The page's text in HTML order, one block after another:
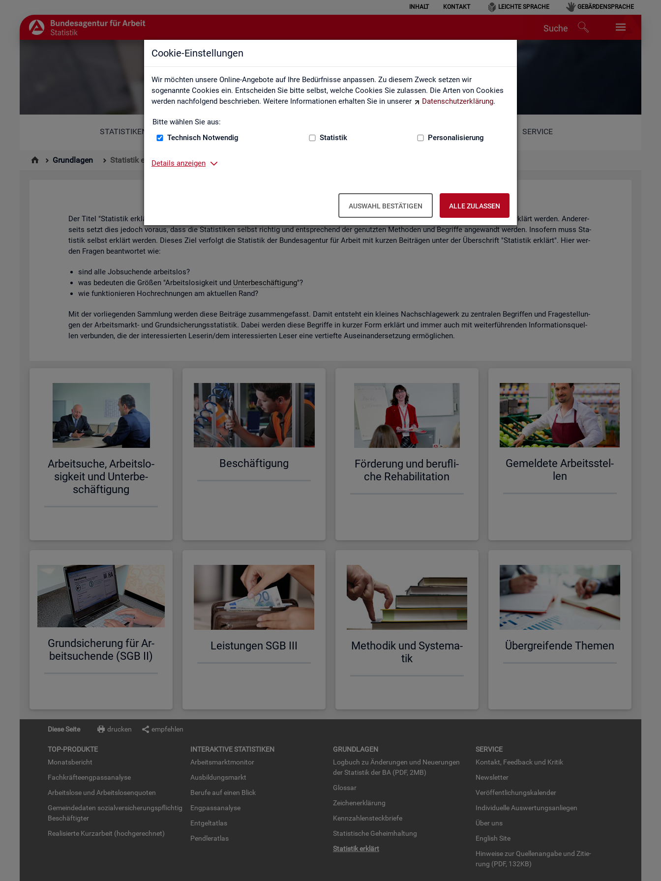
Cookie-Einstellungen
Wir möchten unsere Online-Angebote auf Ihre Bedürfnisse anpassen. Zu diesem Zweck setzen wir
sogenannte Cookies ein. Entscheiden Sie bitte selbst, welche Cookies Sie zulassen. Die Arten von Cookies
werden nachfolgend beschrieben. Weitere Informationen erhalten Sie in unserer
Datenschutzerklärung.
Bitte wählen Sie aus:
Technisch Notwendig
Statistik Personalisierung
Details anzeigen
AUSWAHL BESTÄTIGEN ALLE ZULASSEN
INHALT KONTAKT LEICHTE SPRACHE GEBÄRDENSPRACHE
Suche
Statistik erklärt
STATISTIKEN SERVICE
Grundlagen Statistik erklärt
Sta­tis­tik er­klärt
Der Titel "Sta­tis­tik er­klärt" kann in zwei­er­lei Weise ver­stan­den wer­den. Ei­ner­seits kön­nen mit sta­tis­ti­schen In­for­ma­tio­nen Sach­ver­hal­te er­klärt wer­den. An­de­rer­
seits setzt dies je­doch vor­aus, dass die Sta­tis­ti­ken selbst rich­tig und ent­spre­chend der ge­nutz­ten Me­tho­den und Be­grif­fe an­ge­wandt wer­den. In­so­fern muss Sta­
tis­tik selbst er­klärt wer­den. Die­ses Ziel ver­folgt die Sta­tis­tik der Bun­des­agen­tur für Ar­beit mit kur­zen Bei­trä­gen unter der Über­schrift "Sta­tis­tik er­klärt". Hier wer­
den Fra­gen be­ant­wor­tet wie:
sind alle Job­su­chen­de ar­beits­los?
was be­deu­ten die Grö­ßen "Ar­beits­lo­sig­keit und Un­ter­be­schäf­ti­gung"?
wie funk­tio­nie­ren Hoch­rech­nun­gen am ak­tu­el­len Rand?
Mit der vor­lie­gen­den Samm­lung wer­den diese Bei­trä­ge zu­sam­men­ge­fasst. Damit ent­steht ein klei­nes Nach­schla­ge­werk zu zen­tra­len Be­grif­fen und Fra­ge­stel­lun­
gen der Ar­beits­markt- und Grund­si­che­rungs­sta­tis­tik. Dabei wer­den diese Be­grif­fe in kur­zer Form er­klärt und immer auch mit wei­ter­füh­ren­den In­for­ma­ti­ons­quel­
len ver­bun­den, die der in­ter­es­sier­ten Le­se­rin/dem in­ter­es­sier­ten Leser eine ver­tief­te Aus­ein­an­der­set­zung er­mög­li­chen.
Ar­beit­su­che, Ar­beits­lo­
sig­keit und Un­ter­be­
schäf­ti­gung
Be­schäf­ti­gung
För­de­rung und be­ruf­li­
che Re­ha­bi­li­ta­ti­on
Ge­mel­de­te Ar­beits­stel­
len
Grund­si­che­rung für Ar­
beit­su­chen­de (SGB II)
Leis­tun­gen SGB III
Me­tho­dik und Sys­te­ma­
tik
Über­grei­fen­de The­men
Diese Seite drucken empfehlen
TOP-PRO­DUK­TE
Mo­nats­be­richt
Fach­kräf­te­eng­pass­ana­ly­se
Ar­beits­lo­se und Ar­beits­lo­sen­quo­ten
Ge­mein­de­da­ten so­zi­al­ver­si­che­rungs­pflich­tig
Be­schäf­tig­ter
Rea­li­sier­te Kurz­ar­beit (hoch­ge­rech­net)
IN­TER­AK­TI­VE STA­TIS­TI­KEN
Ar­beits­markt­mo­ni­tor
Aus­bil­dungs­markt
Be­ru­fe auf einen Blick
Eng­pass­ana­ly­se
Ent­gel­t­at­las
Pend­ler­at­las
GRUND­LA­GEN
Log­buch zu Än­de­run­gen und Neue­run­gen
der Sta­tis­tik der BA (PDF, 2MB)
Glos­sar
Zei­chen­er­klä­rung
Kenn­zah­len­steck­brie­fe
Sta­tis­ti­sche Ge­heim­hal­tung
Sta­tis­tik er­klärt
SER­VICE
Kon­takt, Feed­back und Kri­tik
News­let­ter
Ver­öf­fent­li­chungs­ka­len­der
In­di­vi­du­el­le Aus­wer­tungs­an­lie­gen
Über uns
English Site
Hin­wei­se zur Quel­len­an­ga­be und Zi­tie­
rung (PDF, 132KB)